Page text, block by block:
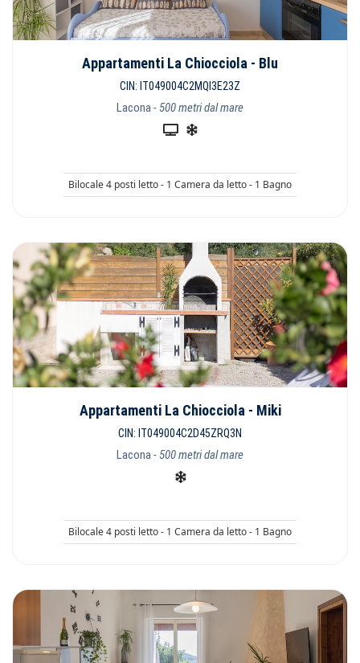
Appartamenti La Chiocciola - Blu
CIN: IT049004C2MQI3E23Z
Lacona- 500 metri dal mare
Bilocale 4 posti letto - 1 Camera da letto - 1 Bagno
Appartamenti La Chiocciola - Miki
CIN: IT049004C2D45ZRQ3N
Lacona- 500 metri dal mare
Bilocale 4 posti letto - 1 Camera da letto - 1 Bagno